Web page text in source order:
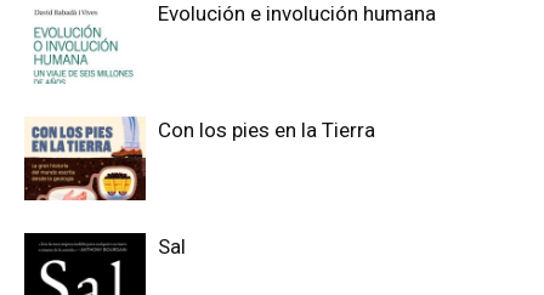
Evolución e involución humana
Con los pies en la Tierra
Sal